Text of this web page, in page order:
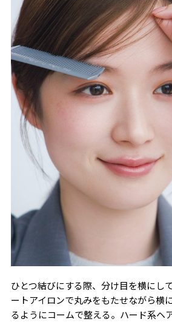
ひとつ結びにする際、分け目を横にし
ートアイロンで丸みをもたせながら横
るようにコームで整える。ハード系ヘ